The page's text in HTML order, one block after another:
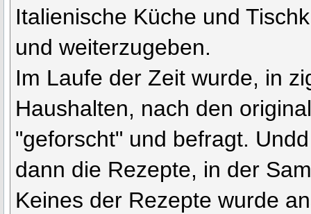
Italienische Küche und
und weiterzugeben.
Im Laufe der Zeit wurde, in
Haushalten, nach den
"geforscht" und befragt.
dann die Rezepte, in der
Keines der Rezepte wurde